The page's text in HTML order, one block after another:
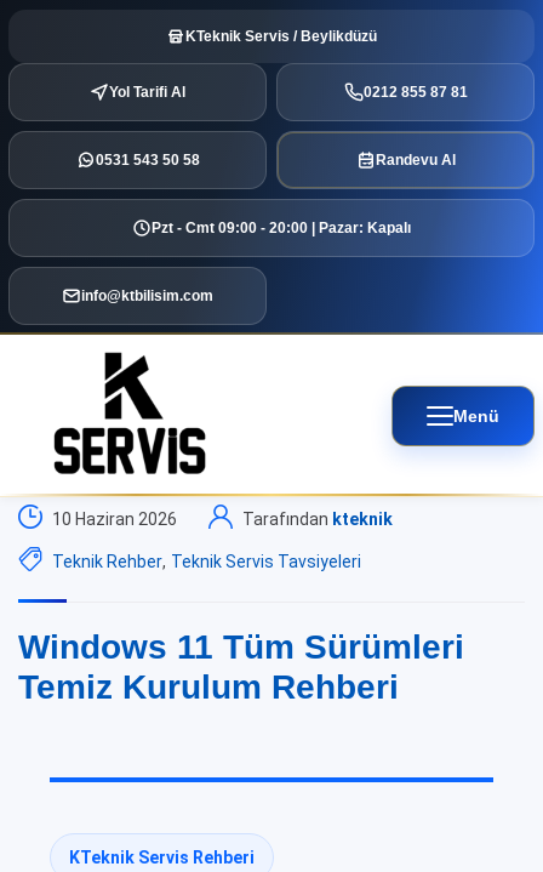
KTeknik Servis / Beylikdüzü
Yol Tarifi Al 0212 855 87 81
0531 543 50 58 Randevu Al
Pzt - Cmt 09:00 - 20:00 | Pazar: Kapalı
info@ktbilisim.com
Menü
10 Haziran 2026 Tarafından kteknik
Teknik Rehber, Teknik Servis Tavsiyeleri
Windows 11 Tüm Sürümleri
Temiz Kurulum Rehberi
KTeknik Servis Rehberi